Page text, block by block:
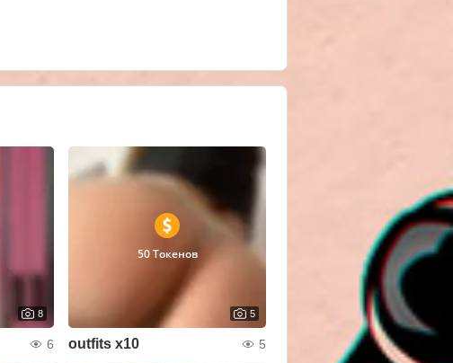
8
6
50 Токенов
5
outfits x10 5